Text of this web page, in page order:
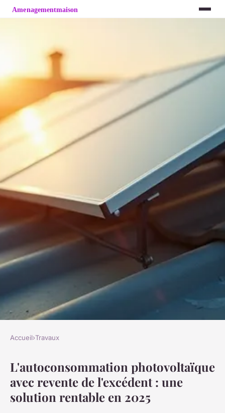
Autoconsommation solaire :
comment revendre votre
surplus ?
Accueil›Travaux
L'autoconsommation photovoltaïque
avec revente de l'excédent : une
solution rentable en 2025